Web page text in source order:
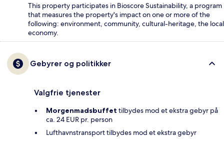
This property participates in Bioscore Sustainability, a program
that measures the property's impact on one or more of the
following: environment, community, cultural-heritage, the local
economy.
Gebyrer og politikker
Valgfrie tjenester
Morgenmadsbuffet tilbydes mod et ekstra gebyr på
ca. 24 EUR pr. person
Lufthavnstransport tilbydes mod et ekstra gebyr